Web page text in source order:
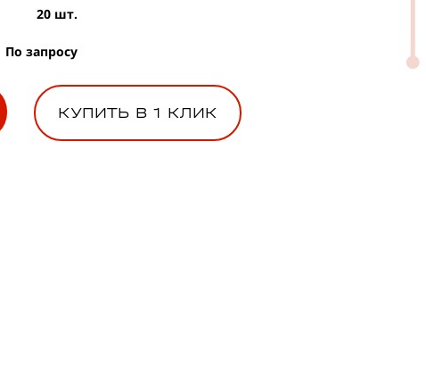
20 шт.
По запросу
КУПИТЬ В 1 КЛИК